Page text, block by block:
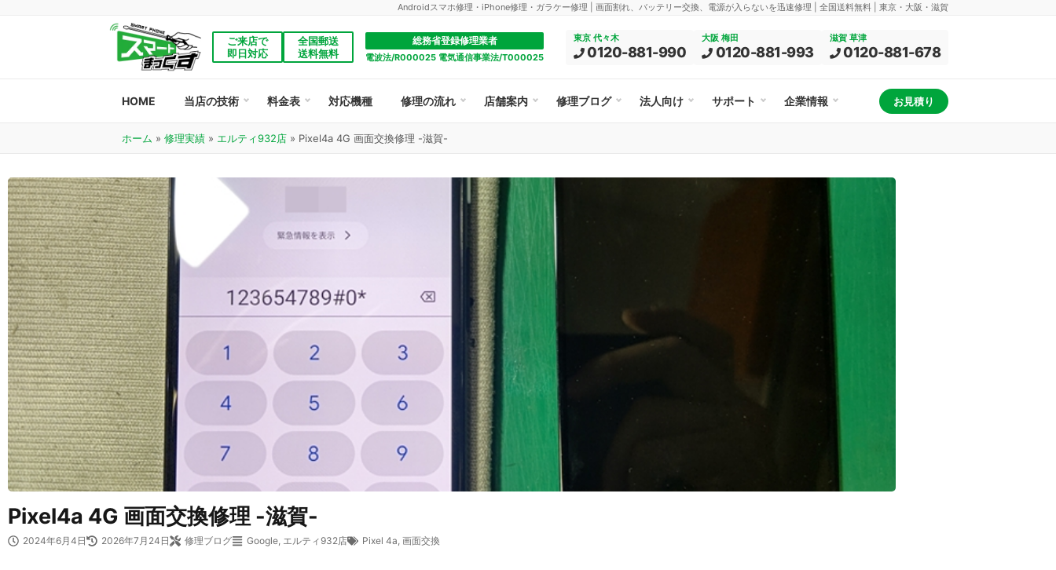
Androidスマホ修理・iPhone修理・ガラケー修理 | 画面割れ、バッテリー交換、電源が入らないを迅速修理 | 全国送料無料 | 東京・大阪・滋賀
ご来店で
即日対応
全国郵送
送料無料
総務省登録修理業者
電波法/R000025 電気通信事業法/T000025
東京 代々木
0120-881-990
大阪 梅田
0120-881-993
滋賀 草津
0120-881-678
HOME 当店の技術 料金表 対応機種 修理の流れ 店舗案内 修理ブログ 法人向け サポート 企業情報 お見積り
ホーム » 修理実績 » エルティ932店 » Pixel4a 4G 画面交換修理 -滋賀-
Pixel4a 4G 画面交換修理 -滋賀-
2024年6月4日 2026年7月24日 修理ブログ Google, エルティ932店 Pixel 4a, 画面交換